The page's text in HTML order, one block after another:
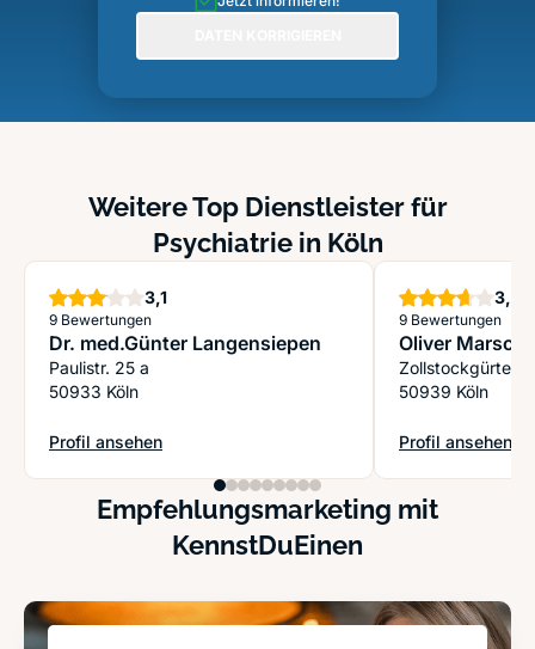
Weitere Top Dienstleister für
Psychiatrie in Köln
3,1Sterne
9 Bewertungen
Dr. med.Günter Langensiepen
Paulistr. 25 a
50933 Köln
Profil ansehen
: Dr. med.Günter Langensiepen
3,7
9 Bewertungen
Oliver
Zollstockgürtel
50939 Köln
Profil ansehen
: Oliver
Empfehlungsmarketing mit
KennstDuEinen